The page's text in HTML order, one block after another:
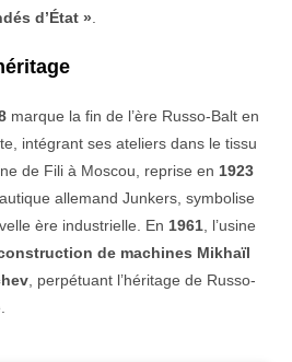
d’État »
marque la fin de l’ère Russo-Balt en
intégrant ses ateliers dans le tissu
de Fili à Moscou, reprise en 1923
allemand Junkers, symbolise
ère industrielle. En 1961 , l’usine
de machines Mikhaïl
, perpétuant l’héritage de Russo-